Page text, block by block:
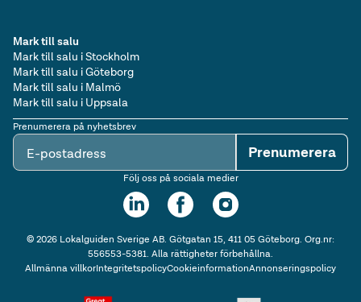
Mark till salu
Mark till salu i Stockholm
Mark till salu i Göteborg
Mark till salu i Malmö
Mark till salu i Uppsala
Prenumerera på nyhetsbrev
E-postadress Prenumerera
Följ oss på sociala medier
©2026Lokalguiden Sverige AB. Götgatan 15, 411 05 Göteborg. Org.nr:
556553-5381. Alla rättigheter förbehållna.
Allmänna villkorIntegritetspolicyCookieinformationAnnonseringspolicy